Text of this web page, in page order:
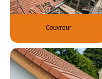
Couvreur